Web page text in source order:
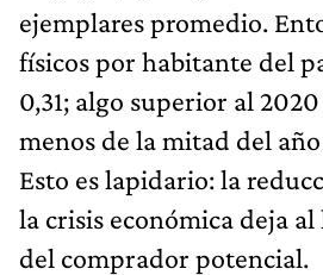
ejemplares promedio.
físicos por habitante del
0,31; algo superior al
menos de la mitad del
Esto es lapidario: la
la crisis económica deja
del comprador potencial.